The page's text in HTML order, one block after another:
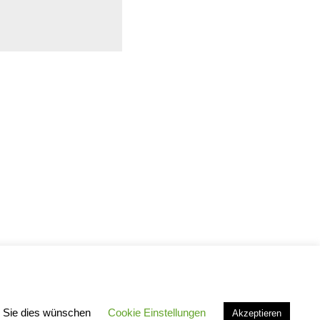
dies wünschen Cookie Einstellungen Akzeptieren